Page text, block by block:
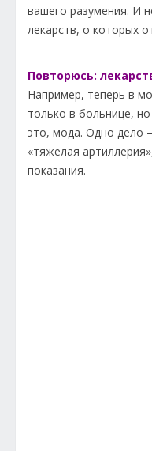
вашего разумения. И
лекарств, о которых
Повторюсь:
Например, теперь в
только в больнице,
это, мода. Одно дело
«тяжелая
показания.